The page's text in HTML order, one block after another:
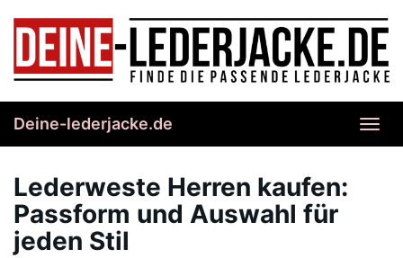
content
Deine-lederjacke.de
Lederweste Herren kaufen:
Passform und Auswahl für
jeden Stil